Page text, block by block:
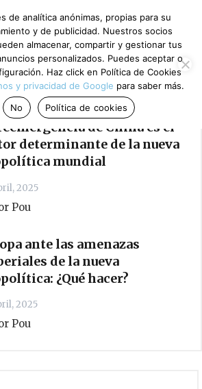
de China es el
determinante de la nueva
mundial
2025
Pou
ante las amenazas
de la nueva
¿Qué hacer?
2025
Pou
de analítica anónimas, propias para su
y de publicidad. Nuestros socios
almacenar, compartir y gestionar tus
personalizados. Puedes aceptar o
Haz click en Política de Cookies
y privacidad de Google para saber más.
No Política de cookies